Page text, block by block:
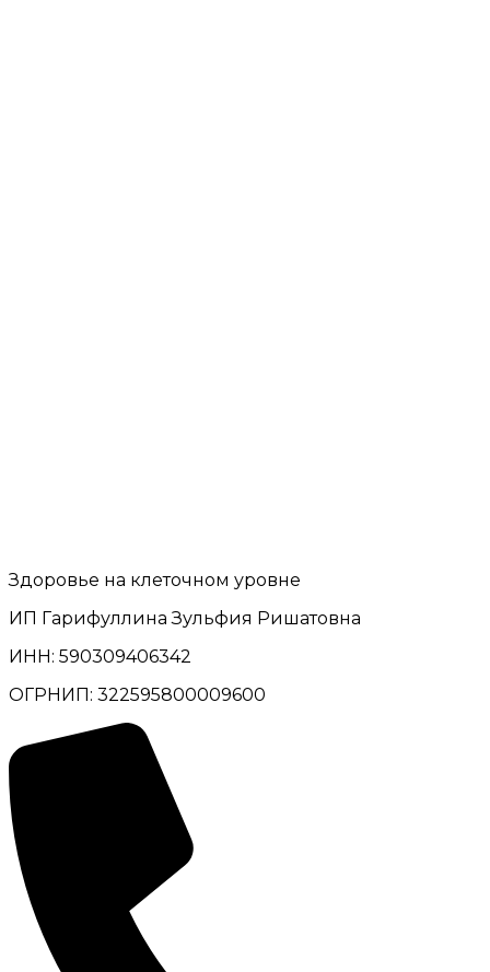
Здоровье на клеточном уровне
ИП Гарифуллина Зульфия Ришатовна
ИНН: 590309406342
ОГРНИП: 322595800009600